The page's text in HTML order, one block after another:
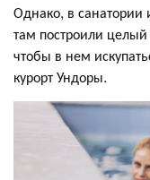
Однако, в
там построили
чтобы в нем
курорт Ундоры.